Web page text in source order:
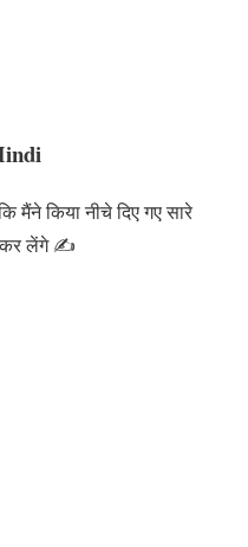
किया नीचे दिए गए सारे
कर लेंगे ✍️